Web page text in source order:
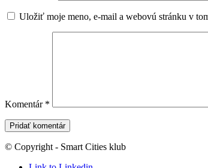
Uložiť moje meno, e-mail a webovú stránku v
Komentár *
© Copyright - Smart Cities klub